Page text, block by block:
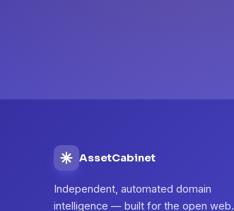
AssetCabinet
Independent, automated domain
intelligence — built for the open web.